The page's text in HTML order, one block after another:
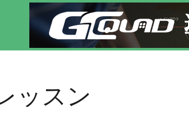
ッスン